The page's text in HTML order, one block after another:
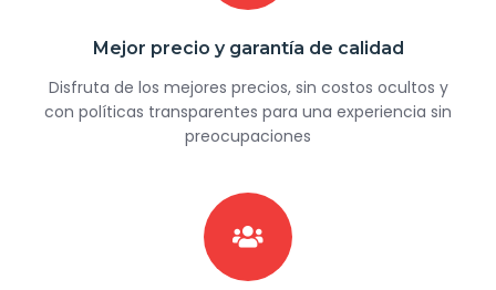
Mejor precio y garantía de calidad
Disfruta de los mejores precios, sin costos ocultos y
con políticas transparentes para una experiencia sin
preocupaciones